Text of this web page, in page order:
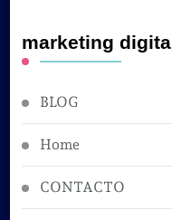
marketing
BLOG
Home
CONTACTO